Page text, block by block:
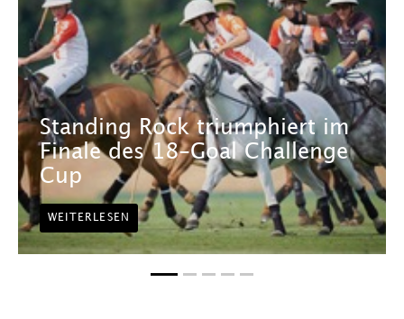
Standing Rock triumphiert im
Finale des 18-Goal Challenge
Cup
WEITERLESEN